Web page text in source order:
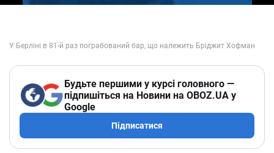
Будьте першими у курсі головного —
підпишіться на Новини на OBOZ.UA у
Google
Підписатися